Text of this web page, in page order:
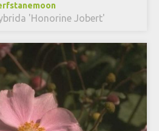
'Honorine Jobert'